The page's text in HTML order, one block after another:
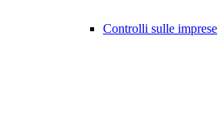
Controlli sulle imprese